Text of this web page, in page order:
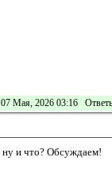
07 Мая, 2026 03:16
ну и что? Обсуждаем!